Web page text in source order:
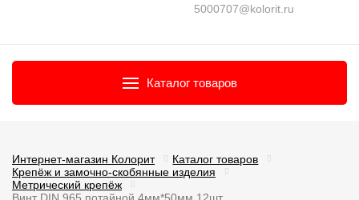
5000707@kolorit.ru
Каталог товаров
Интернет-магазин Колорит
Каталог товаров
Крепёж и замочно-скобянные изделия
Метрический крепёж